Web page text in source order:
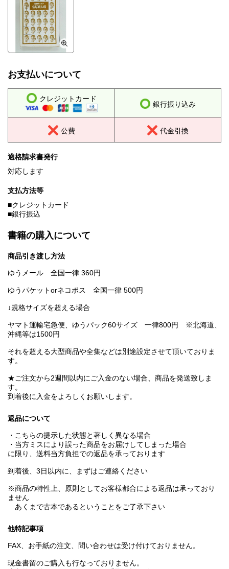
お支払いについて
クレジットカード
銀行振り込み
公費 代金引換
適格請求書発行
対応します
支払方法等
■クレジットカード
■銀行振込
書籍の購入について
商品引き渡し方法
ゆうメール 全国一律 360円
ゆうパケットorネコポス 全国一律 500円
↓規格サイズを超える場合
ヤマト運輸宅急便、ゆうパック60サイズ 一律800円 ※北海道、
沖縄等は1500円
それを超える大型商品や全集などは別途設定させて頂いておりま
す。
★ご注文から2週間以内にご入金のない場合、商品を発送致しま
す。
到着後に入金をよろしくお願いします。
返品について
・こちらの提示した状態と著しく異なる場合
・当方ミスにより誤った商品をお届けしてしまった場合
に限り、送料当方負担での返品を承っております
到着後、3日以内に、まずはご連絡ください
※商品の特性上、原則としてお客様都合による返品は承っており
ません
あくまで古本であるということをご了承下さい
他特記事項
FAX、お手紙の注文、問い合わせは受け付けておりません。
現金書留のご購入も行なっておりません。